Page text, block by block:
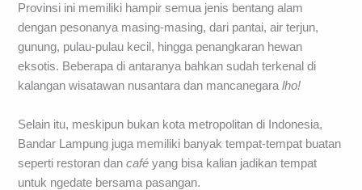
Provinsi ini memiliki hampir semua jenis bentang alam
dengan pesonanya masing-masing, dari pantai, air terjun,
gunung, pulau-pulau kecil, hingga penangkaran hewan
eksotis. Beberapa di antaranya bahkan sudah terkenal di
kalangan wisatawan nusantara dan mancanegaralho!
Selain itu, meskipun bukan kota metropolitan di Indonesia,
Bandar Lampung juga memiliki banyak tempat-tempat buatan
seperti restoran dancafé yang bisa kalian jadikan tempat
untuk ngedate bersama pasangan.